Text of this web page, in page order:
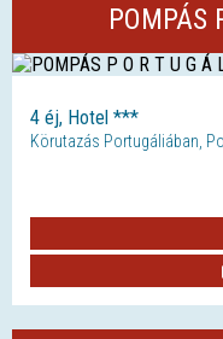
POMPÁS
4 éj, Hotel ***
Körutazás Portugáliában,